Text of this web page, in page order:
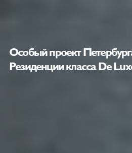
Особый проект
Резиденции класса De